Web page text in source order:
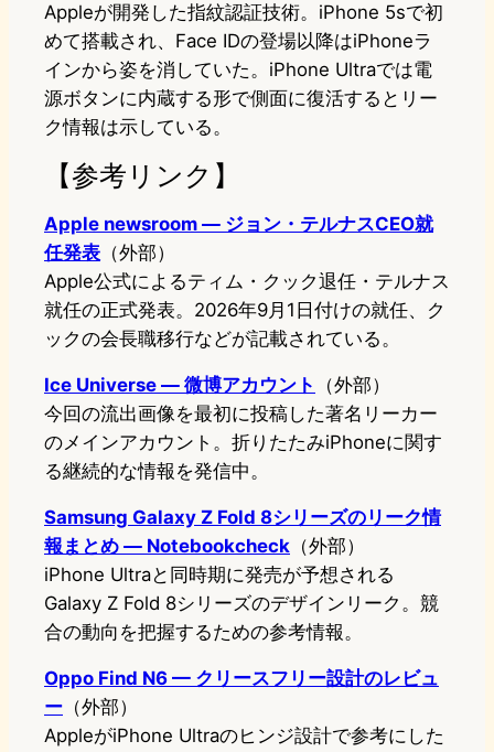
Appleが開発した指紋認証技術。iPhone 5sで初
めて搭載され、Face IDの登場以降はiPhoneラ
インから姿を消していた。iPhone Ultraでは電
源ボタンに内蔵する形で側面に復活するとリー
ク情報は示している。
【参考リンク】
Apple newsroom — ジョン・テルナスCEO就
任発表 （外部）
Apple公式によるティム・クック退任・テルナス
就任の正式発表。2026年9月1日付けの就任、ク
ックの会長職移行などが記載されている。
Ice Universe — 微博アカウント
（外部）
今回の流出画像を最初に投稿した著名リーカー
のメインアカウント。折りたたみiPhoneに関す
る継続的な情報を発信中。
Samsung Galaxy Z Fold 8シリーズのリーク情
報まとめ — Notebookcheck （外部）
iPhone Ultraと同時期に発売が予想される
Galaxy Z Fold 8シリーズのデザインリーク。競
合の動向を把握するための参考情報。
Oppo Find N6 — クリースフリー設計のレビュ
ー （外部）
AppleがiPhone Ultraのヒンジ設計で参考にした